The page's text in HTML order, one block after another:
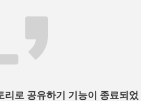
로 공유하기 기능이 종료되었